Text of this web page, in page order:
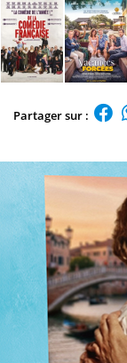
Partager sur :